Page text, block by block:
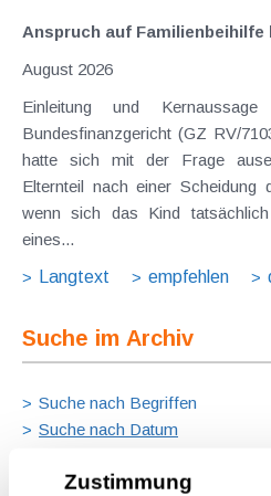
Zustimmung
Anspruch auf
August 2026
Einleitung und Kernaussage
Bundesfinanzgericht (GZ RV/
hatte sich mit der Frage
Elternteil nach einer Scheidung
wenn sich das Kind
eines...
Langtext
empfehlen
Suche im Archiv
Suche nach Begriffen
Suche nach Datum